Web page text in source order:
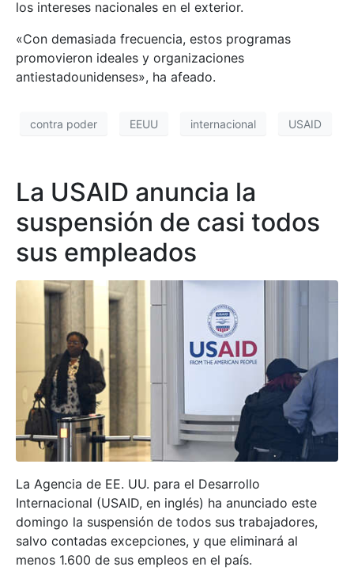
los intereses nacionales en el exterior.
«Con demasiada frecuencia, estos programas
promovieron ideales y organizaciones
antiestadounidenses», ha afeado.
contra poder EEUU internacional USAID
La USAID anuncia la
suspensión de casi todos
sus empleados
La Agencia de EE. UU. para el Desarrollo
Internacional (USAID, en inglés) ha anunciado este
domingo la suspensión de todos sus trabajadores,
salvo contadas excepciones, y que eliminará al
menos 1.600 de sus empleos en el país.